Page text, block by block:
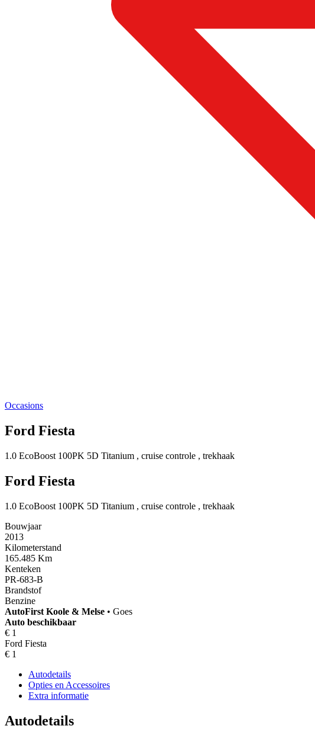
Occasions
Ford Fiesta
1.0 EcoBoost 100PK 5D Titanium , cruise controle , trekhaak
Ford Fiesta
1.0 EcoBoost 100PK 5D Titanium , cruise controle , trekhaak
Bouwjaar
2013
Kilometerstand
165.485 Km
Kenteken
PR-683-B
Brandstof
Benzine
AutoFirst Koole & Melse • Goes
Auto beschikbaar
€ 1
Ford Fiesta
€ 1
Autodetails
Opties en Accessoires
Extra informatie
Autodetails